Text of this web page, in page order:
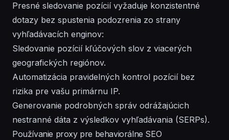
Presné sledovanie pozícií vyžaduje konzistentné
dotazy bez spustenia podozrenia zo strany
vyhľadávacích enginov:
Sledovanie pozícií kľúčových slov z viacerých
geografických regiónov.
Automatizácia pravidelných kontrol pozícií bez
rizika pre vašu primárnu IP.
Generovanie podrobných správ odrážajúcich
nestranné dáta z výsledkov vyhľadávania (SERPs).
Používanie proxy pre behaviorálne SEO